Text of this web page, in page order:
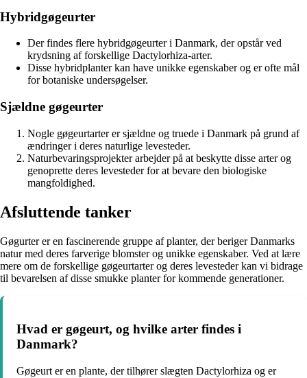
Hybridgøgeurter
Der findes flere hybridgøgeurter i Danmark, der opstår ved
krydsning af forskellige Dactylorhiza-arter.
Disse hybridplanter kan have unikke egenskaber og er ofte mål
for botaniske undersøgelser.
Sjældne gøgeurter
Nogle gøgeurtarter er sjældne og truede i Danmark på grund af
ændringer i deres naturlige levesteder.
Naturbevaringsprojekter arbejder på at beskytte disse arter og
genoprette deres levesteder for at bevare den biologiske
mangfoldighed.
Afsluttende tanker
Gøgurter er en fascinerende gruppe af planter, der beriger Danmarks
natur med deres farverige blomster og unikke egenskaber. Ved at lære
mere om de forskellige gøgeurtarter og deres levesteder kan vi bidrage
til bevarelsen af disse smukke planter for kommende generationer.
Hvad er gøgeurt, og hvilke arter findes i
Danmark?
Gøgeurt er en plante, der tilhører slægten Dactylorhiza og er